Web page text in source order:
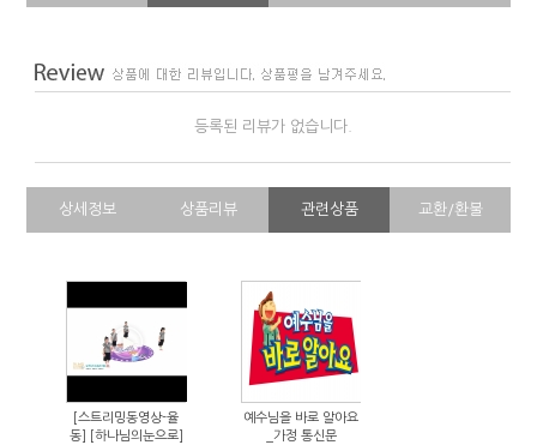
등록된 리뷰가 없습니다.
상세정보 상품리뷰 관련상품 교환/환불
[스트리밍동영상-율
동] [하나님의눈으로]
예수님을 바로 알아요
_가정 통신문